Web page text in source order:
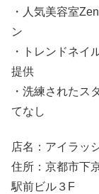
・人気美容室
ン
・トレンドネイ
提供
・洗練されたス
てなし
店名： アイラッ
住所：京都市下
駅前ビル３F